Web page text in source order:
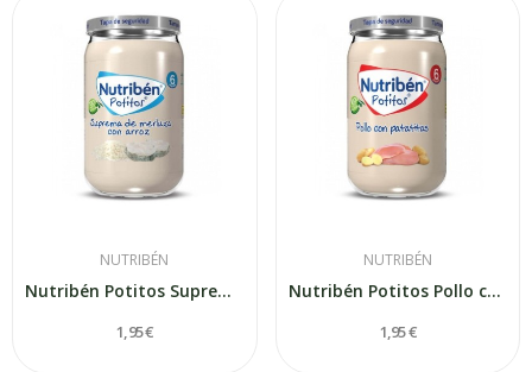
NUTRIBÉN
Nutribén Potitos Suprema de Merluza con Arroz...
1,95 €
NUTRIBÉN
Nutribén Potitos Pollo con Patatitas 235gr
1,95 €